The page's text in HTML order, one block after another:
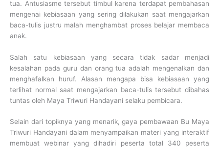
tua. Antusiasme tersebut timbul karena terdapat pembahasan
mengenai kebiasaan yang sering dilakukan saat mengajarkan
baca-tulis justru malah menghambat proses belajar membaca
anak.
Salah satu kebiasaan yang secara tidak sadar menjadi
kesalahan pada guru dan orang tua adalah mengenalkan dan
menghafalkan huruf. Alasan mengapa bisa kebiasaan yang
terlihat normal saat mengajarkan baca-tulis tersebut dibahas
tuntas oleh Maya Triwuri Handayani selaku pembicara.
Selain dari topiknya yang menarik, gaya pembawaan Bu Maya
Triwuri Handayani dalam menyampaikan materi yang interaktif
membuat webinar yang dihadiri peserta total 340 peserta